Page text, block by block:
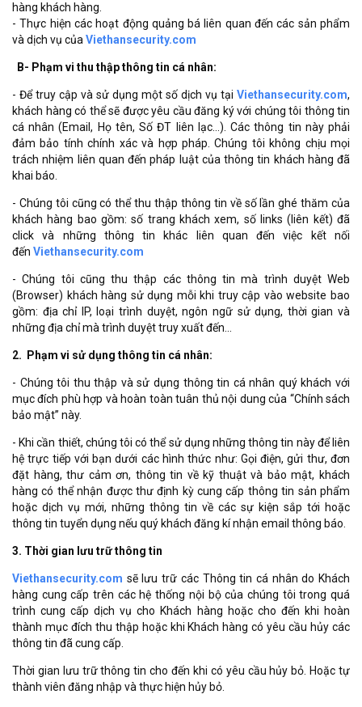
hàng khách hàng.
- Thực hiện các hoạt động quảng bá liên quan đến các sản phẩm
và dịch vụ củaViethansecurity.com
B- Phạm vi thu thập thông tin cá nhân:
- Để truy cập và sử dụng một số dịch vụ tại Viethansecurity.com,
khách hàng có thể sẽ được yêu cầu đăng ký với chúng tôi thông tin
cá nhân (Email, Họ tên, Số ĐT liên lạc…). Các thông tin này phải
đảm bảo tính chính xác và hợp pháp. Chúng tôi không chịu mọi
trách nhiệm liên quan đến pháp luật của thông tin khách hàng đã
khai báo.
- Chúng tôi cũng có thể thu thập thông tin về số lần ghé thăm của
khách hàng bao gồm: số trang khách xem, số links (liên kết) đã
click và những thông tin khác liên quan đến việc kết nối
đến Viethansecurity.com
- Chúng tôi cũng thu thập các thông tin mà trình duyệt Web
(Browser) khách hàng sử dụng mỗi khi truy cập vào website bao
gồm: địa chỉ IP, loại trình duyệt, ngôn ngữ sử dụng, thời gian và
những địa chỉ mà trình duyệt truy xuất đến...
2. Phạm vi sử dụng thông tin cá nhân:
- Chúng tôi thu thập và sử dụng thông tin cá nhân quý khách với
mục đích phù hợp và hoàn toàn tuân thủ nội dung của “Chính sách
bảo mật” này.
- Khi cần thiết, chúng tôi có thể sử dụng những thông tin này để liên
hệ trực tiếp với bạn dưới các hình thức như: Gọi điện, gửi thư, đơn
đặt hàng, thư cảm ơn, thông tin về kỹ thuật và bảo mật, khách
hàng có thể nhận được thư định kỳ cung cấp thông tin sản phẩm
hoặc dịch vụ mới, những thông tin về các sự kiện sắp tới hoặc
thông tin tuyển dụng nếu quý khách đăng kí nhận email thông báo.
3. Thời gian lưu trữ thông tin
Viethansecurity.com sẽ lưu trữ các Thông tin cá nhân do Khách
hàng cung cấp trên các hệ thống nội bộ của chúng tôi trong quá
trình cung cấp dịch vụ cho Khách hàng hoặc cho đến khi hoàn
thành mục đích thu thập hoặc khi Khách hàng có yêu cầu hủy các
thông tin đã cung cấp.
Thời gian lưu trữ thông tin cho đến khi có yêu cầu hủy bỏ. Hoặc tự
thành viên đăng nhập và thực hiện hủy bỏ.